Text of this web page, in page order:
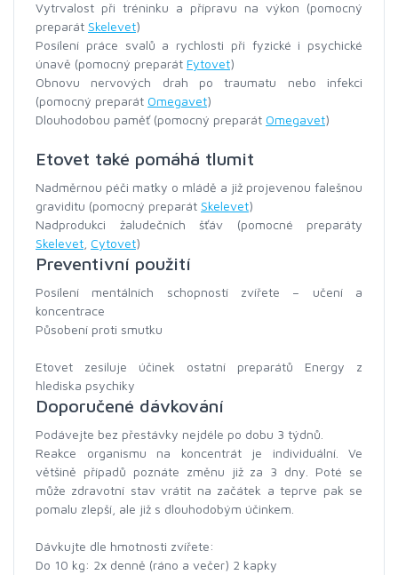
Vytrvalost při tréninku a přípravu na výkon (pomocný
preparát Skelevet)
Posílení práce svalů a rychlosti při fyzické i psychické
únavě (pomocný preparát Fytovet)
Obnovu nervových drah po traumatu nebo infekci
(pomocný preparát Omegavet)
Dlouhodobou paměť (pomocný preparát Omegavet)
Etovet také pomáhá tlumit
Nadměrnou péči matky o mládě a již projevenou falešnou
graviditu (pomocný preparát Skelevet)
Nadprodukci žaludečních šťáv (pomocné preparáty
Skelevet Cytovet)
Preventivní použití
Posílení mentálních schopností zvířete – učení a
koncentrace
Působení proti smutku
Etovet zesiluje účinek ostatní preparátů Energy z
hlediska psychiky
Doporučené dávkování
Podávejte bez přestávky nejdéle po dobu 3 týdnů.
Reakce organismu na koncentrát je individuální. Ve
většině případů poznáte změnu již za 3 dny. Poté se
může zdravotní stav vrátit na začátek a teprve pak se
pomalu zlepší, ale již s dlouhodobým účinkem.
Dávkujte dle hmotnosti zvířete:
Do 10 kg: 2x denně (ráno a večer) 2 kapky